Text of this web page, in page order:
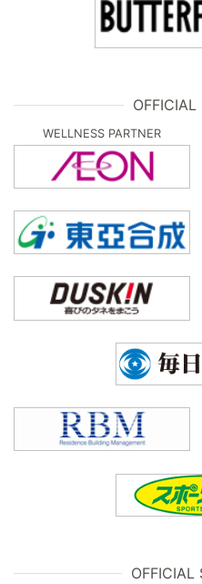
OFFICIAL
WELLNESS PARTNER
OFFICIAL